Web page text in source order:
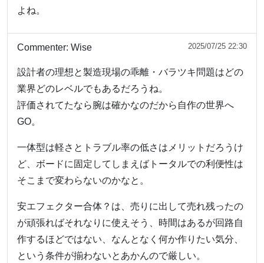
よね。
Commenter: Wise 2025/07/25 22:30
設計者の理想と製造現場の乖離・バラツキ問題はどの
業界どのレベルでもあるだろうね。
評価されてたなら腕は確かなのだから自作の世界へ
GO。
一体型は軽さとトラブル率の低さはメリットだろうけ
ど、ボードに固定してしまえばトータルでの利便性は
そこまで変わらないのかなと。
安エフェクター合体？は、売りに出して売れ残ったの
が頑張ればそれなりに使えそう、時間はあるが回路自
作するほどではない、なんとなく何か作りたい気分、
という条件が揃わないとあかんので厳しい。